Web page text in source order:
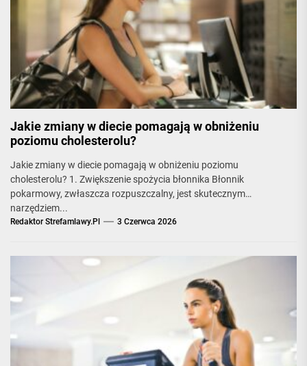
Jakie zmiany w diecie pomagają w obniżeniu
poziomu cholesterolu?
Jakie zmiany w diecie pomagają w obniżeniu poziomu
cholesterolu? 1. Zwiększenie spożycia błonnika Błonnik
pokarmowy, zwłaszcza rozpuszczalny, jest skutecznym
narzędziem...
Redaktor Strefamlawy.pl 3 Czerwca 2026